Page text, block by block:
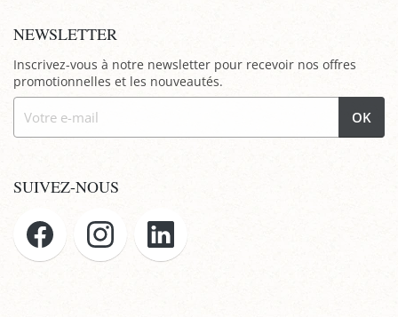
NEWSLETTER
Inscrivez-vous à notre newsletter pour recevoir nos offres
promotionnelles et les nouveautés.
OK
SUIVEZ-NOUS